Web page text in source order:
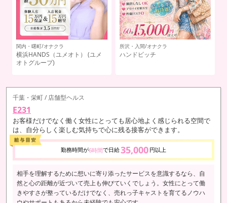
関内・曙町/オナクラ
横浜HANDS（ユメオト） (ユメ
オトグループ)
所沢・入間/オナクラ
ハンドビッチ
千葉・栄町 / 店舗型ヘルス
E231
お客様だけでなく働く女性にとっても居心地よく感じられる空間で
は、自分らしく楽しむ気持ちで心に残る接客ができます。
勤務時間が6時間で日給35,000 円以上
相手を理解するために想いに寄り添ったサービスを意識するなら、自
然と心の距離が近づいて売上も伸びていくでしょう。女性にとって働
きやすさが整っているだけでなく、売れっ子キャストを育てるノウハ